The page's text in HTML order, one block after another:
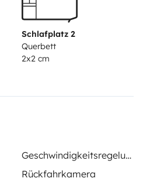
Schlafplatz 2
Querbett
2x2 cm
Geschwindigkeitsregelung
Rückfahrkamera